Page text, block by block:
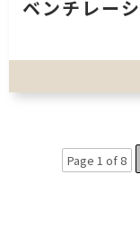
ベンチレー
Page 1 of 8